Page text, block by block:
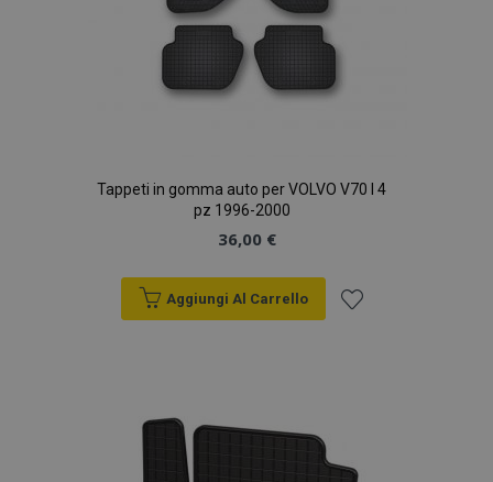
Tappeti in gomma auto per VOLVO V70 I 4
pz 1996-2000
36,00 €
Aggiungi Al Carrello
desideri